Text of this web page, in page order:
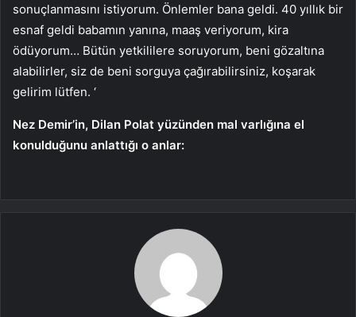
sonuçlanmasını istiyorum. Önlemler bana geldi. 40 yıllık bir
esnaf geldi babamın yanına, maaş veriyorum, kira
ödüyorum… Bütün yetkililere soruyorum, beni gözaltına
alabilirler, siz de beni sorguya çağırabilirsiniz, koşarak
gelirim lütfen. ‘
Nez Demir’in, Dilan Polat yüzünden mal varlığına el
konulduğunu anlattığı o anlar: